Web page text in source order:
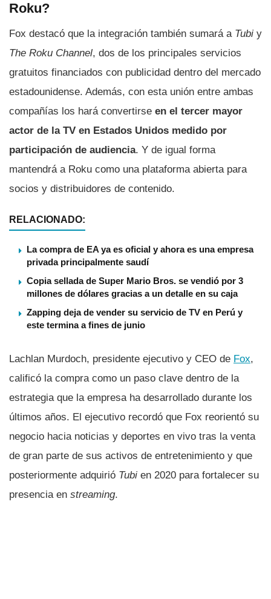
Roku?
Fox destacó que la integración también sumará a Tubi y
The Roku Channel, dos de los principales servicios
gratuitos financiados con publicidad dentro del mercado
estadounidense. Además, con esta unión entre ambas
compañías los hará convertirse en el tercer mayor
actor de la TV en Estados Unidos medido por
participación de audiencia. Y de igual forma
mantendrá a Roku como una plataforma abierta para
socios y distribuidores de contenido.
RELACIONADO:
La compra de EA ya es oficial y ahora es una empresa
privada principalmente saudí
Copia sellada de Super Mario Bros. se vendió por 3
millones de dólares gracias a un detalle en su caja
Zapping deja de vender su servicio de TV en Perú y
este termina a fines de junio
Lachlan Murdoch, presidente ejecutivo y CEO de Fox,
calificó la compra como un paso clave dentro de la
estrategia que la empresa ha desarrollado durante los
últimos años. El ejecutivo recordó que Fox reorientó su
negocio hacia noticias y deportes en vivo tras la venta
de gran parte de sus activos de entretenimiento y que
posteriormente adquirió Tubi en 2020 para fortalecer su
presencia en streaming.